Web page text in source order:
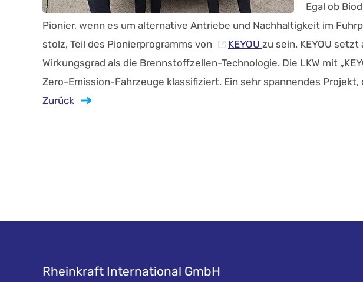
Egal ob
Pionier, wenn es um alternative Antriebe und Nachhaltigkeit im
stolz, Teil des Pionierprogramms von
KEYOU zu sein. KEYOU
Wirkungsgrad als die Brennstoffzellen-Technologie. Die LKW mit
Zero-Emission-Fahrzeuge klassifiziert. Ein sehr spannendes
Zurück
Rheinkraft International GmbH